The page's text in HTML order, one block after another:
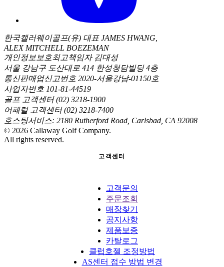
한국캘러웨이골프(유) 대표 JAMES HWANG,
ALEX MITCHELL BOEZEMAN
개인정보보호최고책임자 김대성
서울 강남구 도산대로 414 한성청담빌딩 4층
통신판매업신고번호 2020-서울강남-01150호
사업자번호 101-81-44519
골프 고객센터 (02) 3218-1900
어패럴 고객센터 (02) 3218-7400
호스팅서비스: 2180 Rutherford Road, Carlsbad, CA 92008
© 2026 Callaway Golf Company.
All rights reserved.
고객센터
고객문의
주문조회
매장찾기
공지사항
제품보증
카탈로그
클럽호젤 조정방법
AS센터 접수 방법 변경